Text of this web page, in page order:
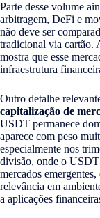
Parte desse volume
arbitragem, DeFi e
não deve ser
tradicional via cartão.
mostra que esse
infraestrutura
Outro detalhe
capitalização de
USDT permanece
aparece com peso
especialmente nos
divisão, onde o
mercados
relevância em
a aplicações